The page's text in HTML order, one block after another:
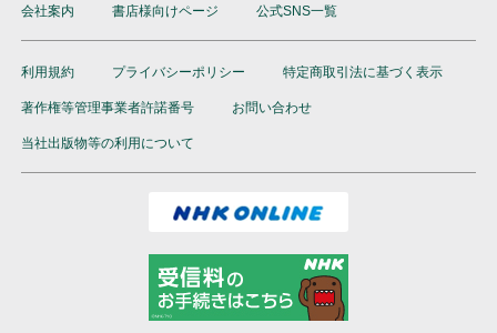
会社案内 書店様向けページ 公式SNS一覧
利用規約 プライバシーポリシー 特定商取引法に基づく表示
著作権等管理事業者許諾番号 お問い合わせ
当社出版物等の利用について